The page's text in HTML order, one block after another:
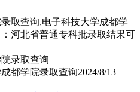
取查询,电子科技大学成都学
河北省普通专科批录取结果可
都学院录取查询2024/8/13